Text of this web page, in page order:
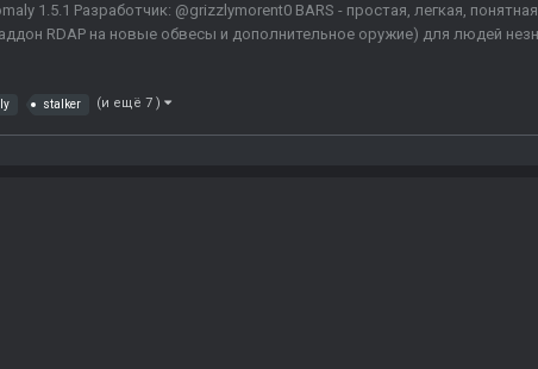
1.5.1 Разработчик: @grizzlymorent0 BARS - простая, легкая,
RDAP на новые обвесы и дополнительное оружие) для людей
stalker (и ещё 7 )